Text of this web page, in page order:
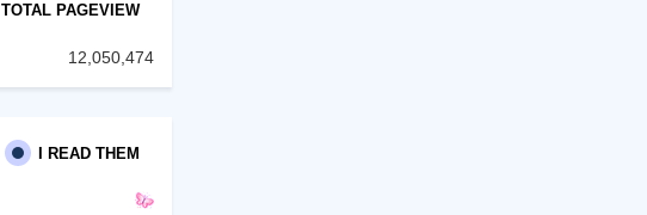
TOTAL PAGEVIEW
12,050,474
I READ THEM